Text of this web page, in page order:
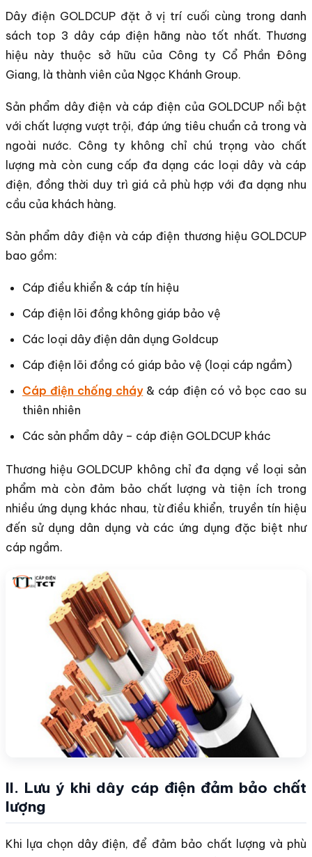
Dây điện GOLDCUP đặt ở vị trí cuối cùng trong danh
sách top 3 dây cáp điện hãng nào tốt nhất. Thương
hiệu này thuộc sở hữu của Công ty Cổ Phần Đông
Giang, là thành viên của Ngọc Khánh Group.
Sản phẩm dây điện và cáp điện của GOLDCUP nổi bật
với chất lượng vượt trội, đáp ứng tiêu chuẩn cả trong và
ngoài nước. Công ty không chỉ chú trọng vào chất
lượng mà còn cung cấp đa dạng các loại dây và cáp
điện, đồng thời duy trì giá cả phù hợp với đa dạng nhu
cầu của khách hàng.
Sản phẩm dây điện và cáp điện thương hiệu GOLDCUP
bao gồm:
Cáp điều khiển & cáp tín hiệu
Cáp điện lõi đồng không giáp bảo vệ
Các loại dây điện dân dụng Goldcup
Cáp điện lõi đồng có giáp bảo vệ (loại cáp ngầm)
Cáp điện chống cháy& cáp điện có vỏ bọc cao su
thiên nhiên
Các sản phẩm dây – cáp điện GOLDCUP khác
Thương hiệu GOLDCUP không chỉ đa dạng về loại sản
phẩm mà còn đảm bảo chất lượng và tiện ích trong
nhiều ứng dụng khác nhau, từ điều khiển, truyền tín hiệu
đến sử dụng dân dụng và các ứng dụng đặc biệt như
cáp ngầm.
II. Lưu ý khi dây cáp điện đảm bảo chất
lượng
Khi lựa chọn dây điện, để đảm bảo chất lượng và phù